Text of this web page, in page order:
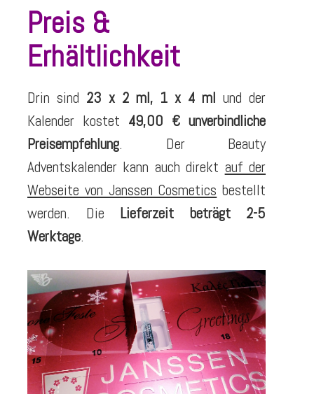
Preis &
Erhältlichkeit
Drin sind 23 x 2 ml, 1 x 4 ml und der
Kalender kostet 49,00 € unverbindliche
Preisempfehlung. Der Beauty
Adventskalender kann auch direkt auf der
Webseite von Janssen Cosmetics bestellt
werden. Die Lieferzeit beträgt 2-5
Werktage.